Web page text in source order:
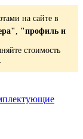
на сайте в
, "профиль и
стоимость